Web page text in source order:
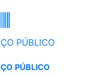
PÚBLICO
PÚBLICO